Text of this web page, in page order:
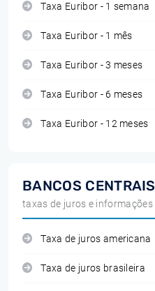
Taxa Euribor - 1 semana
Taxa Euribor - 1 mês
Taxa Euribor - 3 meses
Taxa Euribor - 6 meses
Taxa Euribor - 12 meses
BANCOS CENTRAIS
taxas de juros e informações
Taxa de juros americana
Taxa de juros brasileira